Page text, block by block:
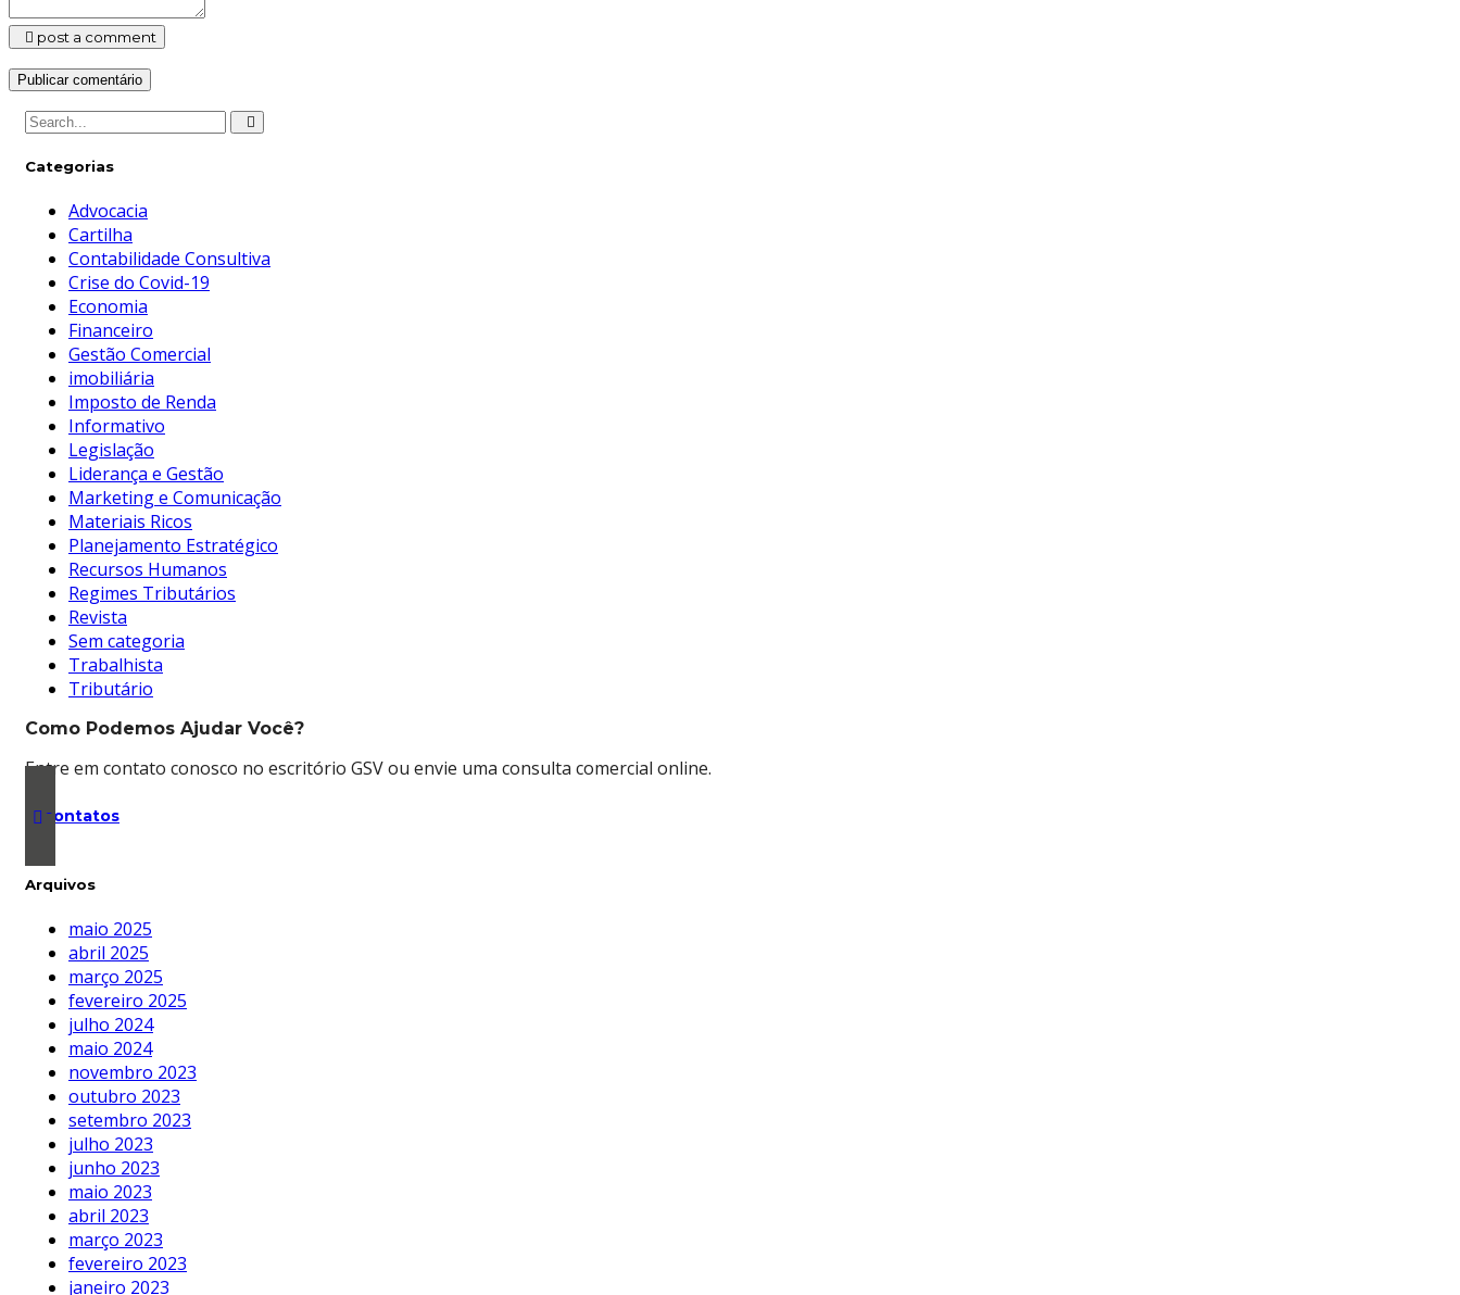
post a comment
Categorias
Advocacia
Cartilha
Contabilidade Consultiva
Crise do Covid-19
Economia
Financeiro
Gestão Comercial
imobiliária
Imposto de Renda
Informativo
Legislação
Liderança e Gestão
Marketing e Comunicação
Materiais Ricos
Planejamento Estratégico
Recursos Humanos
Regimes Tributários
Revista
Sem categoria
Trabalhista
Tributário
Como Podemos Ajudar Você?
Entre em contato conosco no escritório GSV ou envie uma consulta comercial online.
contatos
Arquivos
maio 2025
abril 2025
março 2025
fevereiro 2025
julho 2024
maio 2024
novembro 2023
outubro 2023
setembro 2023
julho 2023
junho 2023
maio 2023
abril 2023
março 2023
fevereiro 2023
janeiro 2023